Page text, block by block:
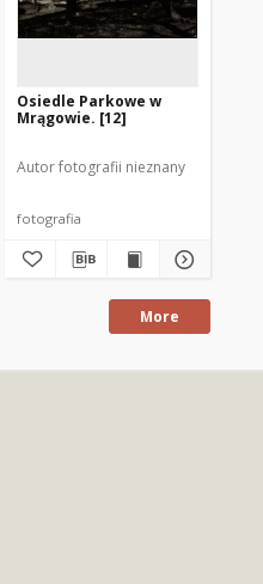
Osiedle Parkowe w
Mrągowie. [12]
Autor fotografii nieznany
fotografia
More